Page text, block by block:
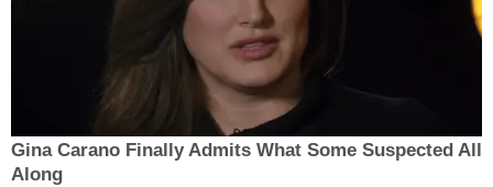
Gina Carano Finally Admits What Some Suspected All
Along